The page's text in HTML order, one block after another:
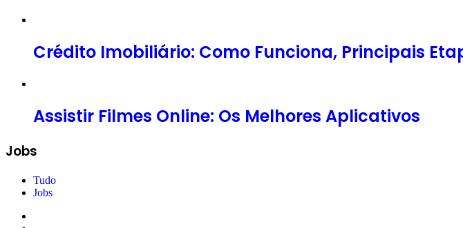
Crédito Imobiliário: Como Funciona, Principais
Assistir Filmes Online: Os Melhores Aplicativos
Jobs
Tudo
Jobs